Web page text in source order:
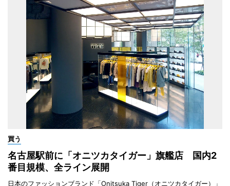
買う
名古屋駅前に「オニツカタイガー」旗艦店 国内2
番目規模、全ライン展開
日本のファッションブランド「Onitsuka Tiger（オニツカタイガー）」